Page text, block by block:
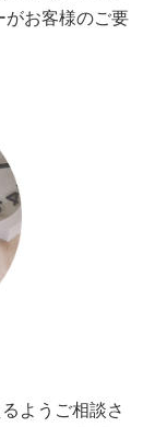
がお客様のご要
ようご相談さ